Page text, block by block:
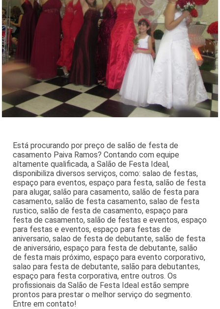
Está procurando por preço de salão de festa de
casamento Paiva Ramos? Contando com equipe
altamente qualificada, a Salão de Festa Ideal,
disponibiliza diversos serviços, como: salao de festas,
espaço para eventos, espaço para festa, salão de festa
para alugar, salão para casamento, salão de festa para
casamento, salão de festa casamento, salao de festa
rustico, salão de festa de casamento, espaço para
festa de casamento, salão de festas e eventos, espaço
para festas e eventos, espaço para festas de
aniversario, salao de festa de debutante, salão de festa
de aniversário, espaço para festa de debutante, salão
de festa mais próximo, espaço para evento corporativo,
salao para festa de debutante, salão para debutantes,
espaço para festa corporativa, entre outros. Os
profissionais da Salão de Festa Ideal estão sempre
prontos para prestar o melhor serviço do segmento.
Entre em contato!